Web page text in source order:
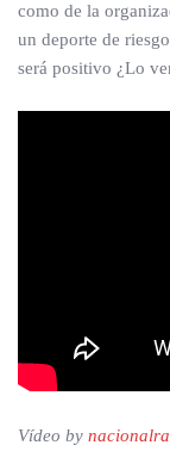
como de la
un deporte de
será positivo ¿Lo
Vídeo by